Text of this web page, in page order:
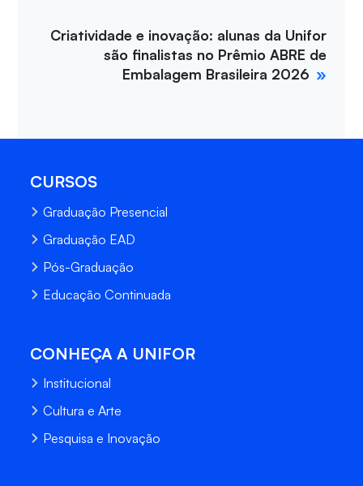
Criatividade e inovação: alunas da Unifor
são finalistas no Prêmio ABRE de
Embalagem Brasileira 2026
CURSOS
Graduação Presencial
Graduação EAD
Pós-Graduação
Educação Continuada
CONHEÇA A UNIFOR
Institucional
Cultura e Arte
Pesquisa e Inovação